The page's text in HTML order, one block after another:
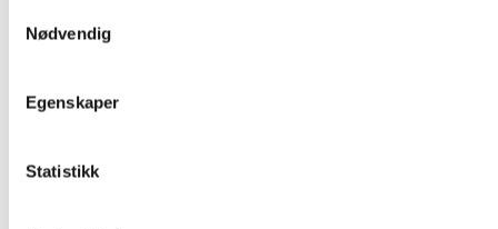
Nødvendig
Egenskaper
Statistikk